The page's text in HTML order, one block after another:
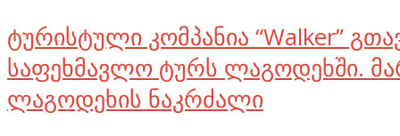
ტურისტული კომპანია “Walker”
საფეხმავლო ტურს ლაგოდეხში.
ლაგოდეხის ნაკრძალი